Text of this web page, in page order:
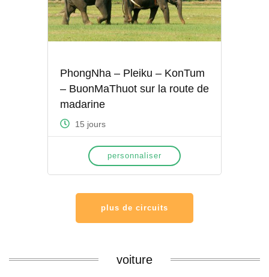
PhongNha – Pleiku – KonTum
– BuonMaThuot sur la route de
madarine
15 jours
personnaliser
plus de circuits
voiture